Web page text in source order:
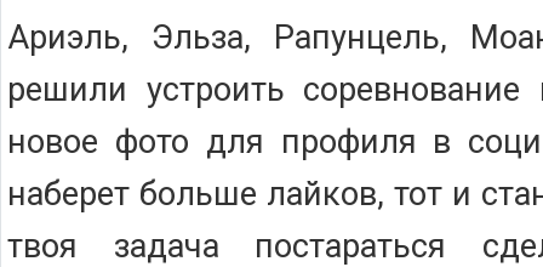
Ариэль, Эльза, Рапунцель,
решили устроить
новое фото для профиля в
наберет больше лайков, тот и
твоя задача постараться